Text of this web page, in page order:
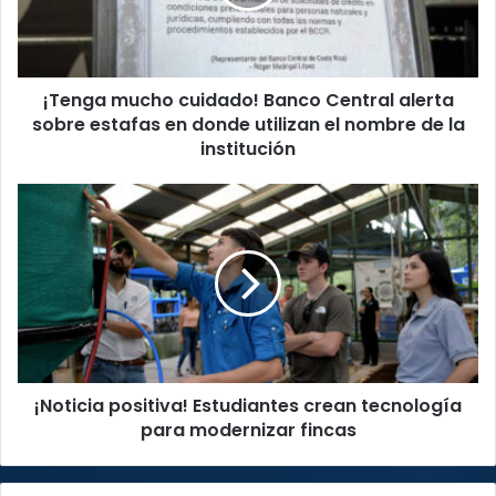
alerta
sobre
en
donde
utilizan
¡Tenga mucho cuidado! Banco Central alerta
sobre estafas en donde utilizan el nombre de la
institución
Estudiantes
para
modernizar
¡Noticia positiva! Estudiantes crean tecnología
para modernizar fincas